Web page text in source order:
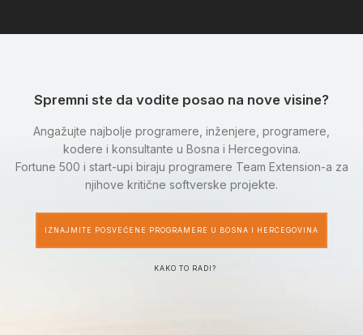
Spremni ste da vodite posao na nove visine?
Angažujte najbolje programere, inženjere, programere,
kodere i konsultante u Bosna i Hercegovina.
Fortune 500 i start-upi biraju programere Team Extension-a za
njihove kritične softverske projekte.
IZNAJMITE POSVEĆENE PROGRAMERE U BOSNA I HERCEGOVINA
KAKO TO RADI?